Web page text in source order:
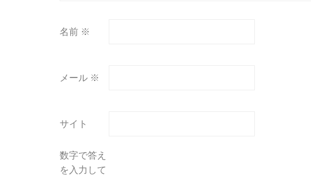
名前 ※
メール ※
サイト
数字で答え
を入力して